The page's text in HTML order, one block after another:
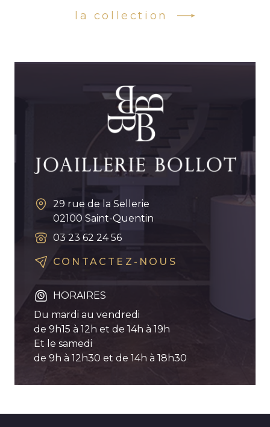
la collection
29 rue de la Sellerie
02100 Saint-Quentin
03 23 62 24 56
CONTACTEZ-NOUS
HORAIRES
Du mardi au vendredi
de 9h15 à 12h et de 14h à 19h
Et le samedi
de 9h à 12h30 et de 14h à 18h30